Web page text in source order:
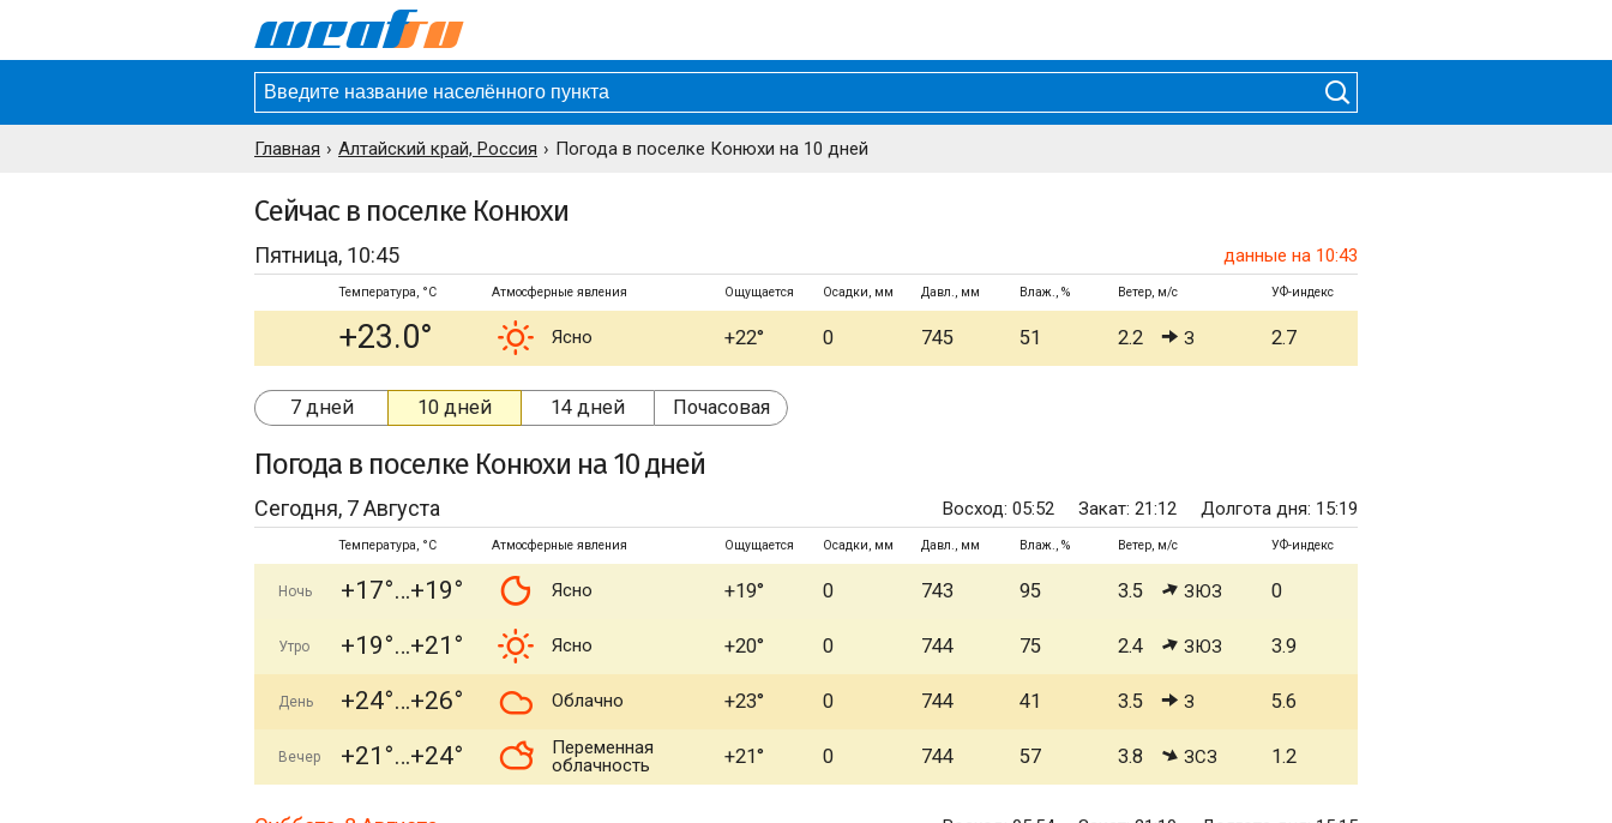
Главная Алтайский край, Россия Погода в поселке Конюхи на 10 дней
Сейчас в поселке Конюхи
Пятница, 10:45 данные на 10:43
Температура, °C Атмосферные явления Ощущается Осадки, мм Давл., мм Влаж., % Ветер, м/с УФ-индекс
+23.0° Ясно +22° 0 745 51 2.2 З 2.7
7 дней 10 дней 14 дней Почасовая
Погода в поселке Конюхи на 10 дней
Сегодня, 7 Августа Восход: 05:52 Закат: 21:12 Долгота дня: 15:19
Температура, °C Атмосферные явления Ощущается Осадки, мм Давл., мм Влаж., % Ветер, м/с УФ-индекс
Ночь +17° +19° Ясно +19° 0 743 95 3.5 ЗЮЗ 0
Утро +19° +21° Ясно +20° 0 744 75 2.4 ЗЮЗ 3.9
День +24° +26° Облачно +23° 0 744 41 3.5 З 5.6
Вечер +21° +24°
Переменная
облачность
+21° 0 744 57 3.8 ЗСЗ 1.2